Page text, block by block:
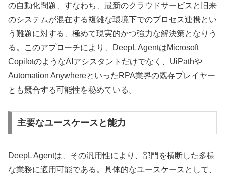
の自動化問題、すなわち、最新のクラウドサービスと旧来
のシステムが混在する複雑な環境下でのプロセス連携とい
う難題に対する、極めて現実的かつ強力な解決策となりう
る。このアプローチにより、DeepL AgentはMicrosoft
CopilotのようなAIアシスタントだけでなく、UiPathや
Automation AnywhereといったRPA業界の既存プレイヤー
とも競合する可能性を秘めている。
主要なユースケースと能力
DeepL Agentは、その汎用性により、部門を横断した多様
な業務に適用可能である。具体的なユースケースとして、